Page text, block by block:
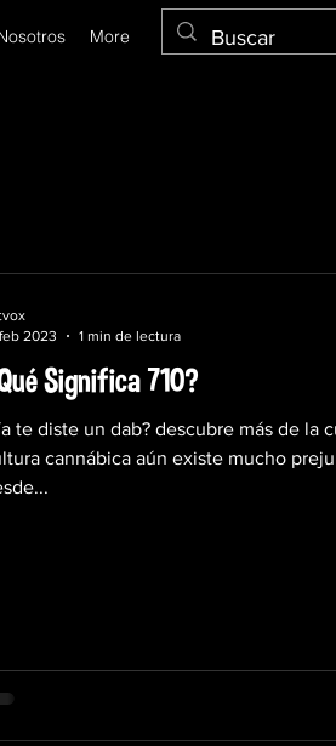
More
Significa 710?
te diste un dab? descubre más de la
cannábica aún existe mucho
2023
1 min de lectura